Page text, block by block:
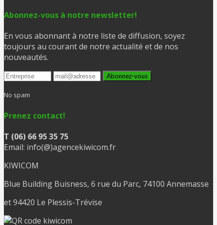
Abonnez-vous à notre newsletter!
En vous abonnant à notre liste de diffusion, soyez
toujours au courant de notre actualité et de nos
nouveautés.
No spam
Prenez contact!
T (06) 66 95 35 75
Email: info(@)agencekiwicom.fr
KIWICOM
Blue Building Buisness, 6 rue du Parc, 74100 Annemasse
et 94420 Le Plessis-Trévise